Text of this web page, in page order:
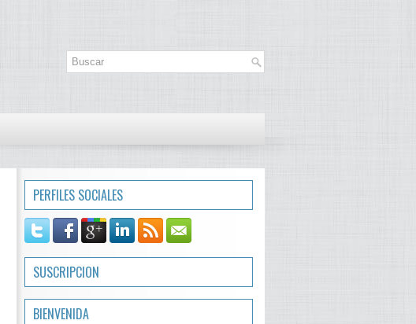
PERFILES SOCIALES
SUSCRIPCION
BIENVENIDA